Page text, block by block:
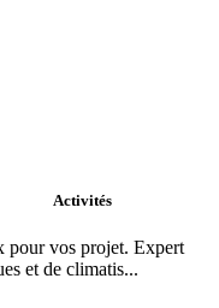
Activités
pour vos projet. Expert
et de climatis...